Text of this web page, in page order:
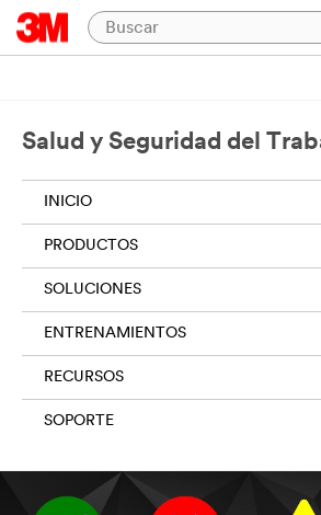
Salud y Seguridad del
INICIO
PRODUCTOS
SOLUCIONES
ENTRENAMIENTOS
RECURSOS
SOPORTE